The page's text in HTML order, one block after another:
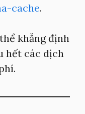
cache.
khẳng định
hết các dịch